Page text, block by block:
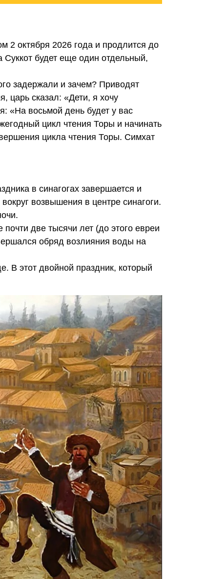
2 октября 2026 года и продлится до
Суккот будет еще один отдельный,
задержали и зачем? Приводят
царь сказал: «Дети, я хочу
«На восьмой день будет у вас
цикл чтения Торы и начинать
цикла чтения Торы. Симхат
в синагогах завершается и
возвышения в центре синагоги.
две тысячи лет (до этого евреи
обряд возлияния воды на
В этот двойной праздник, который